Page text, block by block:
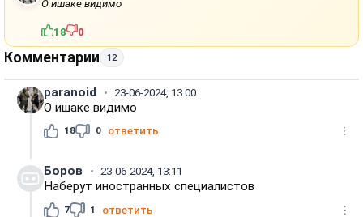
О ишаке видимо
18 0
Комментарии 12
paranoid 23-06-2024, 13:00
О ишаке видимо
18 0 ответить
Боров 23-06-2024, 13:11
Наберут иностранных специалистов
7 1 ответить